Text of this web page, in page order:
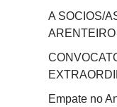
A SOCIOS/
ARENTEIRO
Empate no